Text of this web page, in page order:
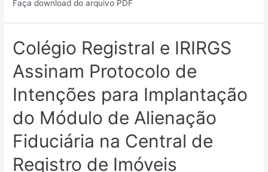
Faça download do arquivo PDF
Colégio Registral e IRIRGS
Assinam Protocolo de
Intenções para Implantação
do Módulo de Alienação
Fiduciária na Central de
Registro de Imóveis